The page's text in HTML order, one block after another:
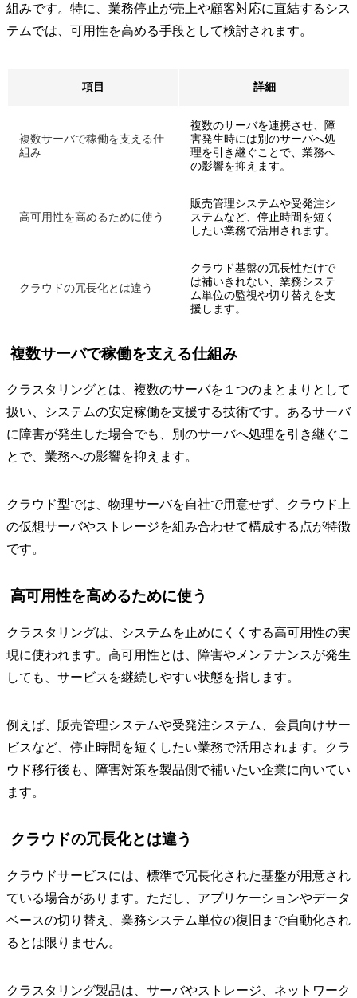
組みです。特に、業務停止が売上や顧客対応に直結するシス
テムでは、可用性を高める手段として検討されます。
項目 詳細
複数サーバで稼働を支える仕
組み
複数のサーバを連携させ、障
害発生時には別のサーバへ処
理を引き継ぐことで、業務へ
の影響を抑えます。
高可用性を高めるために使う
販売管理システムや受発注シ
ステムなど、停止時間を短く
したい業務で活用されます。
クラウドの冗長化とは違う
クラウド基盤の冗長性だけで
は補いきれない、業務システ
ム単位の監視や切り替えを支
援します。
複数サーバで稼働を支える仕組み
クラスタリングとは、複数のサーバを１つのまとまりとして
扱い、システムの安定稼働を支援する技術です。あるサーバ
に障害が発生した場合でも、別のサーバへ処理を引き継ぐこ
とで、業務への影響を抑えます。
クラウド型では、物理サーバを自社で用意せず、クラウド上
の仮想サーバやストレージを組み合わせて構成する点が特徴
です。
高可用性を高めるために使う
クラスタリングは、システムを止めにくくする高可用性の実
現に使われます。高可用性とは、障害やメンテナンスが発生
しても、サービスを継続しやすい状態を指します。
例えば、販売管理システムや受発注システム、会員向けサー
ビスなど、停止時間を短くしたい業務で活用されます。クラ
ウド移行後も、障害対策を製品側で補いたい企業に向いてい
ます。
クラウドの冗長化とは違う
クラウドサービスには、標準で冗長化された基盤が用意され
ている場合があります。ただし、アプリケーションやデータ
ベースの切り替え、業務システム単位の復旧まで自動化され
るとは限りません。
クラスタリング製品は、サーバやストレージ、ネットワーク